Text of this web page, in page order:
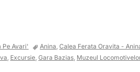
Pe Avari' Anina Calea Ferata Oravita -
Excursie Gara Bazias Muzeul